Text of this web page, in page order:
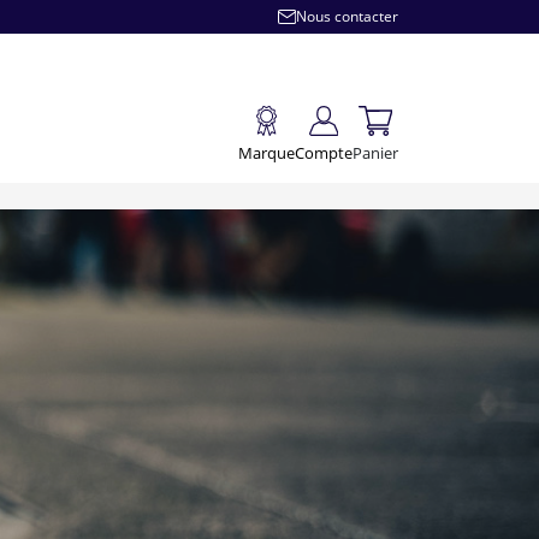
Nous contacter
MarqueComptePanier